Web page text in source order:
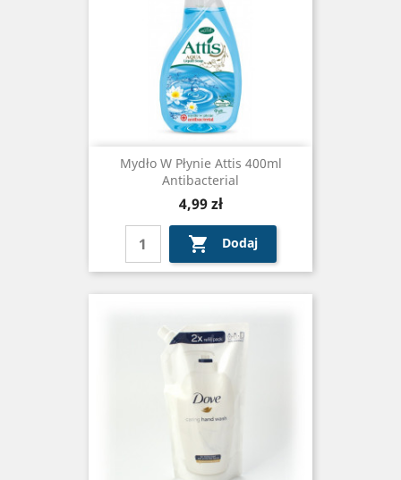
Mydło W Płynie Attis 400ml
Antibacterial
Cena
4,99 zł
 Dodaj